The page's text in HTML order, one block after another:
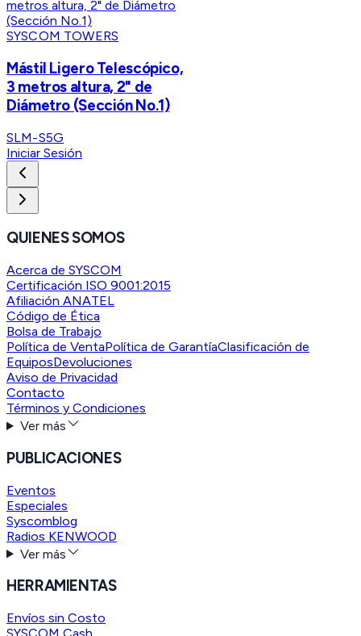
SYSCOM TOWERS
Mástil Ligero Telescópico,
3 metros altura, 2" de
Diámetro (Sección No.1)
SLM-S5G
Iniciar Sesión
QUIENES SOMOS
Acerca de SYSCOM
Certificación ISO 9001:2015
Afiliación ANATEL
Código de Ética
Bolsa de Trabajo
Política de VentaPolítica de GarantíaClasificación de
EquiposDevoluciones
Aviso de Privacidad
Contacto
Términos y Condiciones
Ver más
PUBLICACIONES
Eventos
Especiales
Syscomblog
Radios KENWOOD
Ver más
HERRAMIENTAS
Envíos sin Costo